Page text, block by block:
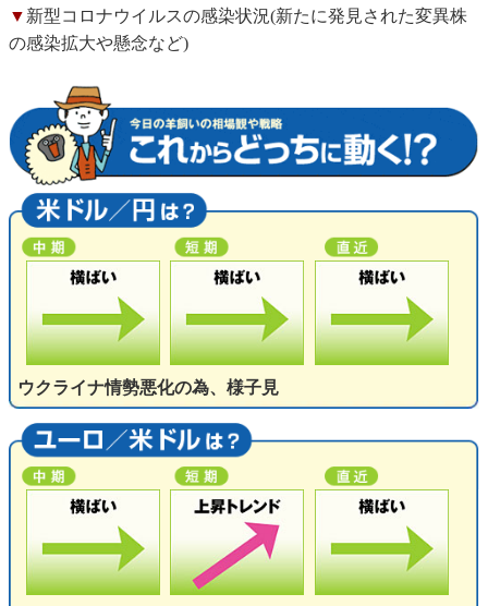
▼ 新型コロナウイルスの感染状況(新たに発見された変異株
の感染拡大や懸念など)
ウクライナ情勢悪化の為、様子見